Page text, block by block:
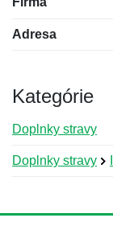
Adresa
Kategórie
Doplnky stravy
Doplnky stravy